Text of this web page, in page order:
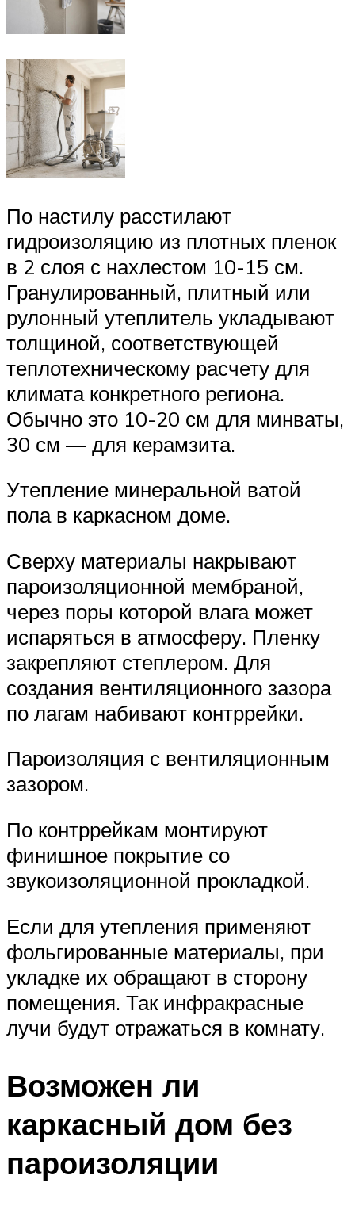
По настилу расстилают
гидроизоляцию из плотных пленок
в 2 слоя с нахлестом 10-15 см.
Гранулированный, плитный или
рулонный утеплитель укладывают
толщиной, соответствующей
теплотехническому расчету для
климата конкретного региона.
Обычно это 10-20 см для минваты,
30 см — для керамзита.
Утепление минеральной ватой
пола в каркасном доме.
Сверху материалы накрывают
пароизоляционной мембраной,
через поры которой влага может
испаряться в атмосферу. Пленку
закрепляют степлером. Для
создания вентиляционного зазора
по лагам набивают контррейки.
Пароизоляция с вентиляционным
зазором.
По контррейкам монтируют
финишное покрытие со
звукоизоляционной прокладкой.
Если для утепления применяют
фольгированные материалы, при
укладке их обращают в сторону
помещения. Так инфракрасные
лучи будут отражаться в комнату.
Возможен ли
каркасный дом без
пароизоляции